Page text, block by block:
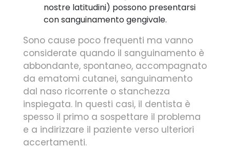
nostre latitudini) possono presentarsi
con sanguinamento gengivale.
Sono cause poco frequenti ma vanno
considerate quando il sanguinamento è
abbondante, spontaneo, accompagnato
da ematomi cutanei, sanguinamento
dal naso ricorrente o stanchezza
inspiegata. In questi casi, il dentista è
spesso il primo a sospettare il problema
e a indirizzare il paziente verso ulteriori
accertamenti.